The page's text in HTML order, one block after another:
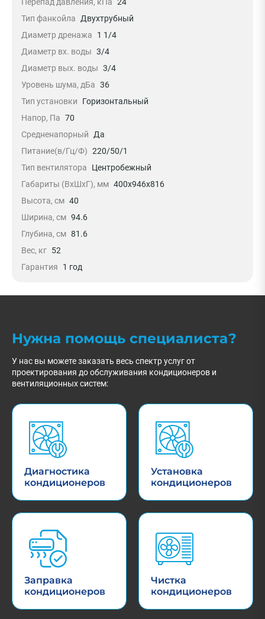
Тип фанкойла
Двухтрубный
Диаметр дренажа
1 1/4
Диаметр вх. воды 3/4
Диаметр вых. воды 3/4
Уровень шума, дБа 36
Тип установки
Горизонтальный
Напор, Па 70
Средненапорный
Да
Питание(в/Гц/Ф) 220/50/1
Тип вентилятора
Центробежный
Габариты (ВxШxГ), мм 400x946x816
Высота, см 40
Ширина, см 94.6
Глубина, см 81.6
Вес, кг 52
Гарантия
1 год
Нужна помощь специалиста?
У нас вы можете заказать весь спектр услуг от
проектирования до обслуживания кондиционеров и
вентиляционных систем:
Диагностика
кондиционеров
Установка
кондиционеров
Заправка
кондиционеров
Чистка
кондиционеров